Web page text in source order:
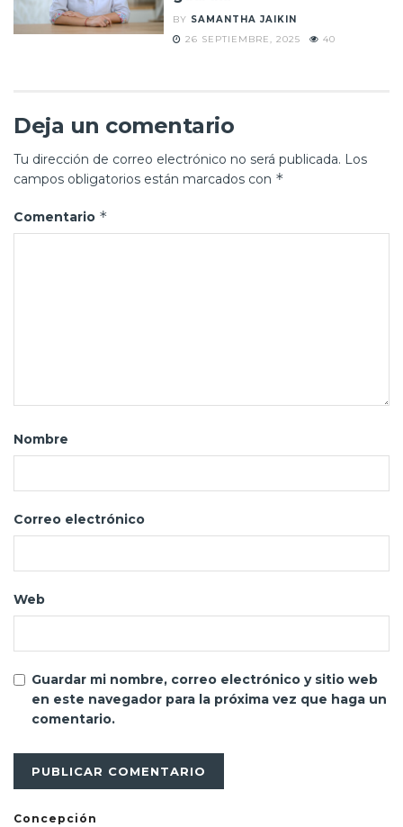
BY SAMANTHA JAIKIN
26 SEPTIEMBRE, 2025
40
Deja un comentario
Tu dirección de correo electrónico no será publicada. Los
campos obligatorios están marcados con *
Comentario *
Nombre
Correo electrónico
Web
Guardar mi nombre, correo electrónico y sitio web
en este navegador para la próxima vez que haga un
comentario.
Concepción